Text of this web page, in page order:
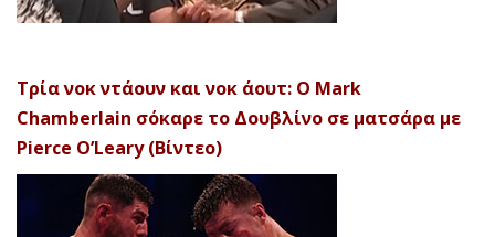
Τρία νοκ ντάουν και νοκ άουτ: Ο Mark
Chamberlain σόκαρε το Δουβλίνο σε ματσάρα με
Pierce O’Leary (Βίντεο)